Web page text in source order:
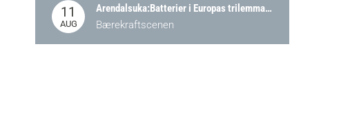
11
AUG
Arendalsuka:Batterier i Europas trilemma: Energisikkerhet, konkurransekraft og bærekraft (Battery Norway-arrangement)
Bærekraftscenen